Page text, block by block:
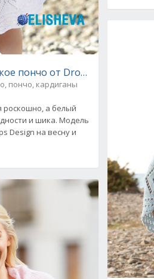
пончо от Drops Design
пончо, кардиганы
роскошно, а белый
и шика. Модель
Design на весну и